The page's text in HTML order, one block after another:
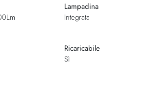
Lampadina
Integrata
Ricaricabile
Sì